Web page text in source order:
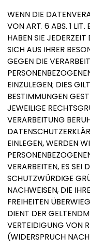
WENN DIE
VON ART. 6 ABS. 1
HABEN SIE
SICH AUS IHRER
GEGEN DIE
EINZULEGEN; DIES
BESTIMMUNGEN
JEWEILIGE
VERARBEITUNG
EINLEGEN, WERDEN
VERARBEITEN, ES SEI
SCHUTZWÜRDIGE
NACHWEISEN, DIE
FREIHEITEN
DIENT DER
VERTEIDIGUNG VON
(WIDERSPRUCH